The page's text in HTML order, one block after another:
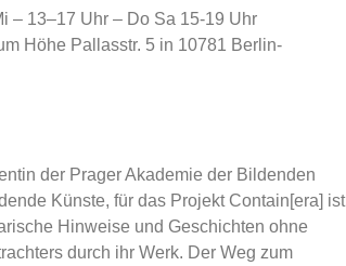
– 13–17 Uhr – Do Sa 15-19 Uhr
Höhe Pallasstr. 5 in 10781 Berlin-
der Prager Akademie der Bildenden
Künste, für das Projekt Contain[era] ist
Hinweise und Geschichten ohne
durch ihr Werk. Der Weg zum